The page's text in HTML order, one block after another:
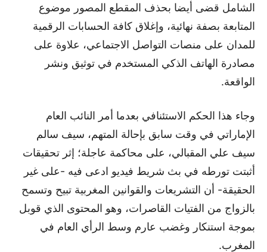
الشامل قضى أيضا بحذف المقطع المصور موضوع
المتابعة بصفة نهائية، وإغلاق كافة الحسابات الرقمية
للمدان على منصات التواصل الاجتماعي، علاوة على
مصادرة الهاتف الذكي المستخدم في توثيق ونشر
الواقعة.
وجاء هذا الحكم الاستئنافي بعدما أمر النائب العام
الإماراتي في وقت سابق بإحالة المتهم، سيف سالم
سيف علي المقبالي، على محاكمة عاجلة؛ إثر تحقيقات
أثبتت تورطه في بث شريط فيديو ادعى فيه -على غير
الحقيقة- أن التشريعات والقوانين المغربية تبيح وتسمح
بالزواج من الفتيات القاصرات، وهو المحتوى الذي قوبل
بموجة استنكار وغضب عارم وسط الرأي العام في
المغرب.